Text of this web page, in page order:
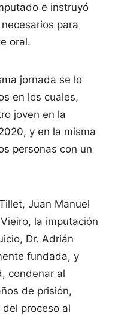
e instruyó
para
oral.
jornada se lo
en los cuales,
joven en la
y en la misma
personas con un
Juan Manuel
la imputación
Dr. Adrián
fundada, y
condenar al
de prisión,
proceso al